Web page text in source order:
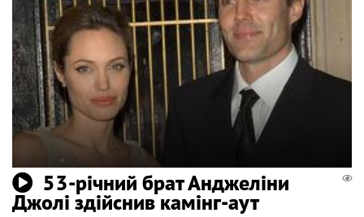
53-річний брат Анджеліни
Джолі здійснив камінг-аут